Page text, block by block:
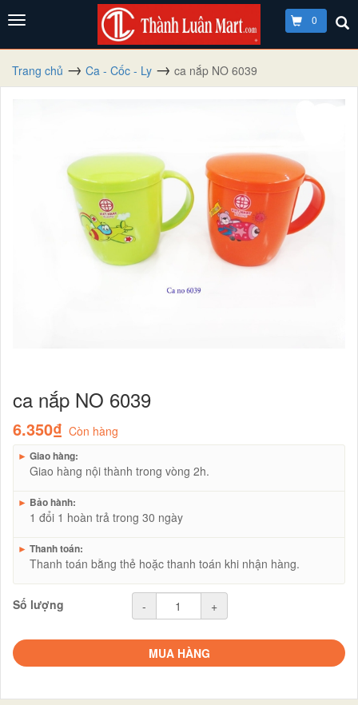
0
Trang chủ Ca - Cốc - Ly ca nắp NO 6039
ca nắp NO 6039
6.350₫ Còn hàng
► Giao hàng:
Giao hàng nội thành trong vòng 2h.
► Bảo hành:
1 đổi 1 hoàn trả trong 30 ngày
► Thanh toán:
Thanh toán bằng thẻ hoặc thanh toán khi nhận hàng.
Số lượng - +
MUA HÀNG